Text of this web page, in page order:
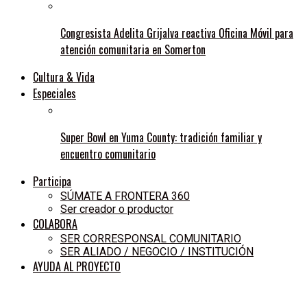
Congresista Adelita Grijalva reactiva Oficina Móvil para
atención comunitaria en Somerton
Cultura & Vida
Especiales
Super Bowl en Yuma County: tradición familiar y
encuentro comunitario
Participa
SÚMATE A FRONTERA 360
Ser creador o productor
COLABORA
SER CORRESPONSAL COMUNITARIO
SER ALIADO / NEGOCIO / INSTITUCIÓN
AYUDA AL PROYECTO